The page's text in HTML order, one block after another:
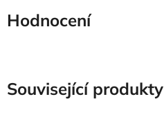
Hodnocení
Související produkty